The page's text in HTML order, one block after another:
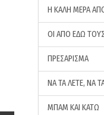
H ΚΑΛΗ ΜΕΡΑ
ΟΙ ΑΠΟ ΕΔΩ
ΠΡΕΣΑΡΙΣΜΑ
ΝΑ ΤΑ ΛΕΤΕ, ΝΑ
ΜΠΑΜ ΚΑΙ ΚΑΤΩ